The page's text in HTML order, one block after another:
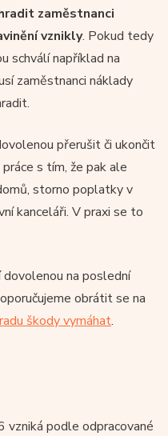
zaměstnanci
vznikly. Pokud tedy
schválí například na
zaměstnanci náklady
přerušit či ukončit
s tím, že pak ale
storno poplatky v
kanceláři. V praxi se to
na poslední
obrátit se na
škody vymáhat.
vzniká podle odpracované